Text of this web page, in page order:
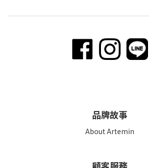
品牌故事
About Artemin